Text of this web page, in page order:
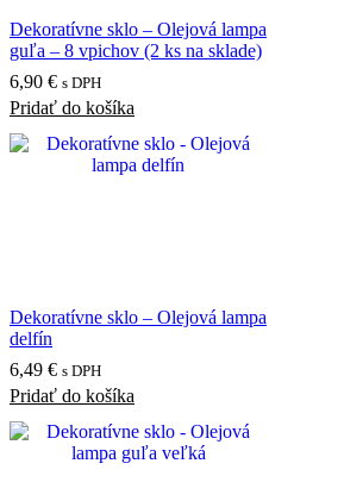
Dekoratívne sklo – Olejová lampa
guľa – 8 vpichov (2 ks na sklade)
6,90 € s DPH
Pridať do košíka
Dekoratívne sklo – Olejová lampa
delfín
6,49 € s DPH
Pridať do košíka